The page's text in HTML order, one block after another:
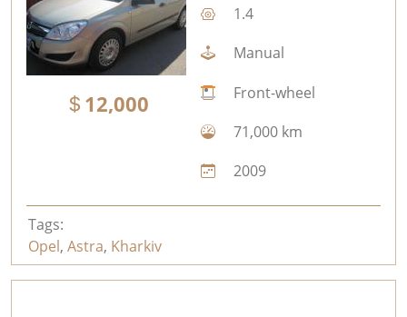
12,000
1.4
Manual
Front-wheel
71,000 km
2009
Tags:
Opel, Astra, Kharkiv